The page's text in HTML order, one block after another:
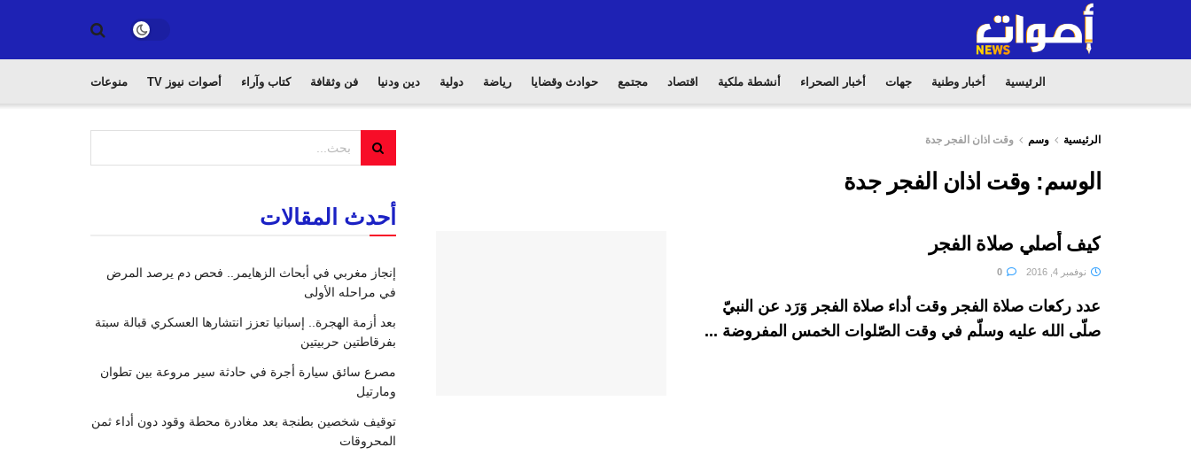
الرئيسية أخبار وطنية جهات أخبار الصحراء أنشطة ملكية اقتصاد مجتمع حوادث وقضايا رياضة دولية دين ودنيا فن وثقافة كتاب وآراء أصوات نيوز TV منوعات
الرئيسية وسم وقت اذان الفجر جدة
الوسم: وقت اذان الفجر جدة
كيف أصلي صلاة الفجر
نوفمبر 4, 2016
عدد ركعات صلاة الفجر وقت أداء صلاة الفجر وَرَد عن النبيّ
صلّى الله عليه وسلّم في وقت الصّلوات الخمس المفروضة ...
أحدث المقالات
إنجاز مغربي في أبحاث الزهايمر.. فحص دم يرصد المرض
في مراحله الأولى
بعد أزمة الهجرة.. إسبانيا تعزز انتشارها العسكري قبالة سبتة
بفرقاطتين حربيتين
مصرع سائق سيارة أجرة في حادثة سير مروعة بين تطوان
ومارتيل
توقيف شخصين بطنجة بعد مغادرة محطة وقود دون أداء ثمن
المحروقات